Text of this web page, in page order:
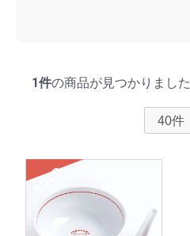
1件の商品が見つかりました
SOLD